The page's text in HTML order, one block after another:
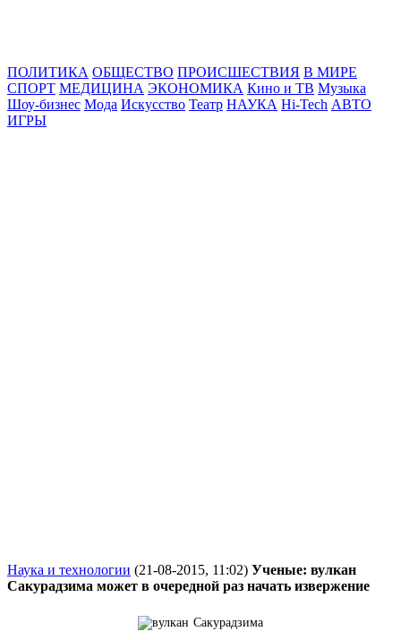
ПОЛИТИКА ОБЩЕСТВО ПРОИСШЕСТВИЯ В МИРЕ
СПОРТ МЕДИЦИНА ЭКОНОМИКА Кино и ТВ Музыка
Шоу-бизнес Мода Искусство Театр НАУКА Hi-Tech АВТО
ИГРЫ
Наука и технологии (21-08-2015, 11:02) Ученые: вулкан
Сакурадзима может в очередной раз начать извержение